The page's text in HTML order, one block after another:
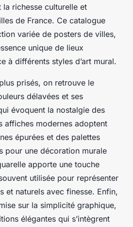
richesse culturelle et
de France. Ce catalogue
variée de posters de villes,
unique de lieux
à différents styles d’art mural.
prisés, on retrouve le
délavées et ses
évoquent la nostalgie des
affiches modernes adoptent
épurées et des palettes
pour une décoration murale
apporte une touche
utilisée pour représenter
et naturels avec finesse. Enfin,
sur la simplicité graphique,
élégantes qui s’intègrent